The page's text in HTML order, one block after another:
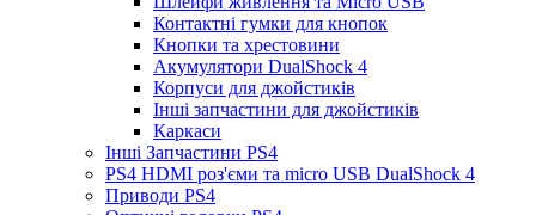
Контактні гумки для кнопок
Кнопки та хрестовини
Акумулятори DualShock 4
Корпуси для джойстиків
Інші запчастини для джойстиків
Каркаси
Інші Запчастини PS4
PS4 HDMI роз'єми та micro USB DualShock 4
Приводи PS4